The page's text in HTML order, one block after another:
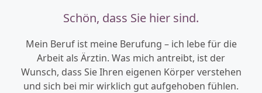
Schön, dass Sie hier sind.
Mein Beruf ist meine Berufung – ich lebe für die
Arbeit als Ärztin. Was mich antreibt, ist der
Wunsch, dass Sie Ihren eigenen Körper verstehen
und sich bei mir wirklich gut aufgehoben fühlen.